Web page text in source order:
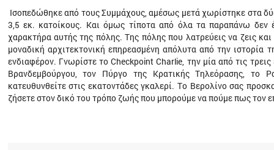
Ισοπεδώθηκε από τους Συµµάχους, αµέσως µετά χωρίστηκε στα
3,5 εκ. κατοίκους. Και όµως τίποτα από όλα τα παραπάνω δεν
χαρακτήρα αυτής της πόλης. Της πόλης που λατρεύεις να ζεις
µοναδική αρχιτεκτονική επηρεασµένη απόλυτα από την ιστορία
ενδιαφέρον. Γνωρίστε το Checkpoint Charlie, την µία από τις
Βρανδεµβούργου, τον Πύργο της Κρατικής Τηλεόρασης, το
κατευθυνθείτε στις εκατοντάδες γκαλερί. Το Βερολίνο σας
ζήσετε στον δικό του τρόπο ζωής που µπορούµε να πούµε πως τον